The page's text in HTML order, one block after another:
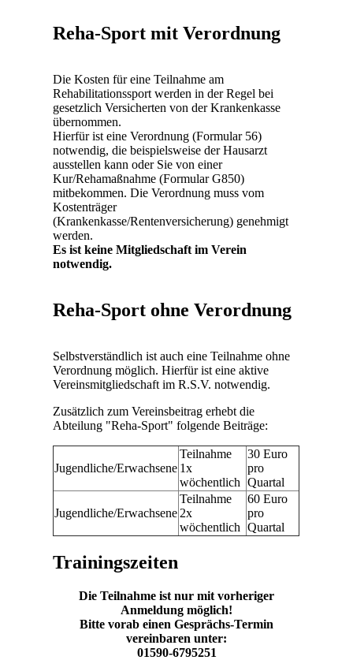
Reha-Sport mit Verordnung
Die Kosten für eine Teilnahme am
Rehabilitationssport werden in der Regel bei
gesetzlich Versicherten von der Krankenkasse
übernommen.
Hierfür ist eine Verordnung (Formular 56)
notwendig, die beispielsweise der Hausarzt
ausstellen kann oder Sie von einer
Kur/Rehamaßnahme (Formular G850)
mitbekommen. Die Verordnung muss vom
Kostenträger
(Krankenkasse/Rentenversicherung) genehmigt
werden.
Es ist keine Mitgliedschaft im Verein
notwendig.
Reha-Sport ohne Verordnung
Selbstverständlich ist auch eine Teilnahme ohne
Verordnung möglich. Hierfür ist eine aktive
Vereinsmitgliedschaft im R.S.V. notwendig.
Zusätzlich zum Vereinsbeitrag erhebt die
Abteilung "Reha-Sport" folgende Beiträge:
Jugendliche/Erwachsene
Teilnahme
1x
wöchentlich
30 Euro
pro
Quartal
Jugendliche/Erwachsene
Teilnahme
2x
wöchentlich
60 Euro
pro
Quartal
Trainingszeiten
Die Teilnahme ist nur mit vorheriger
Anmeldung möglich!
Bitte vorab einen Gesprächs-Termin
vereinbaren unter:
01590-6795251